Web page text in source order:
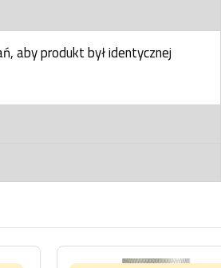
aby produkt był identycznej